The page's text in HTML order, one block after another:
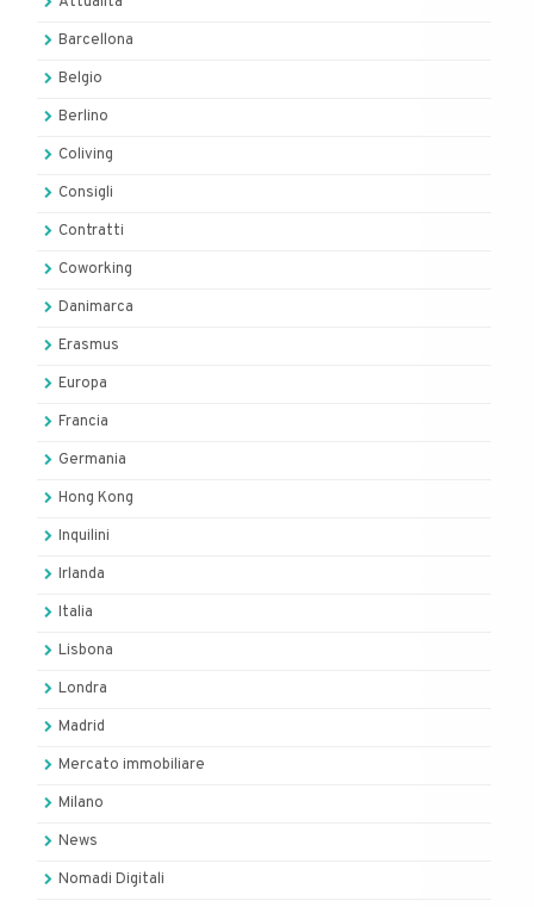
Barcellona
Belgio
Berlino
Coliving
Consigli
Contratti
Coworking
Danimarca
Erasmus
Europa
Francia
Germania
Hong Kong
Inquilini
Irlanda
Italia
Lisbona
Londra
Madrid
Mercato immobiliare
Milano
News
Nomadi Digitali